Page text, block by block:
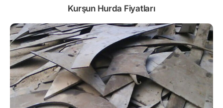
Kurşun Hurda Fiyatları